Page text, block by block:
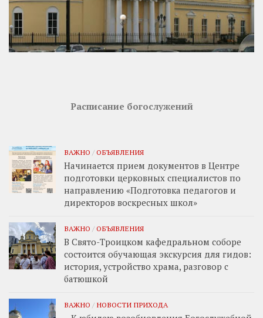
Расписание богослужений
ВАЖНО / ОБЪЯВЛЕНИЯ
Начинается прием документов в Центре
подготовки церковных специалистов по
направлению «Подготовка педагогов и
директоров воскресных школ»
ВАЖНО / ОБЪЯВЛЕНИЯ
В Свято-Троицком кафедральном соборе
состоится обучающая экскурсия для гидов:
история, устройство храма, разговор с
батюшкой
ВАЖНО / НОВОСТИ ПРИХОДА